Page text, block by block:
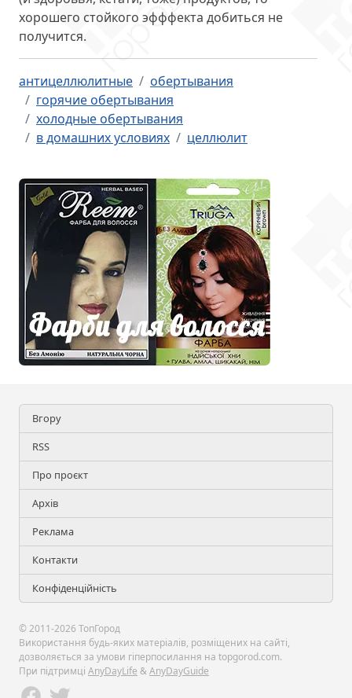
хорошего стойкого эфффекта добиться не
получится.
антицеллюлитные
обертывания
горячие обертывания
холодные обертывания
в домашних условиях
целлюлит
Вгору
RSS
Про проєкт
Архів
Реклама
Контакти
Конфіденційність
© 2011-2026 ТопГород
Використання будь-яких матеріалів, розміщених на сайті,
дозволяється за умови гіперпосилання на topgorod.com.
При підтримці AnyDayLife &AnyDayGuide